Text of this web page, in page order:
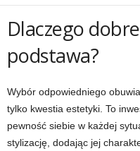
Dlaczego
podstawa?
Wybór odpowiedniego
tylko kwestia estetyki. To
pewność siebie w każdej
stylizację, dodając jej